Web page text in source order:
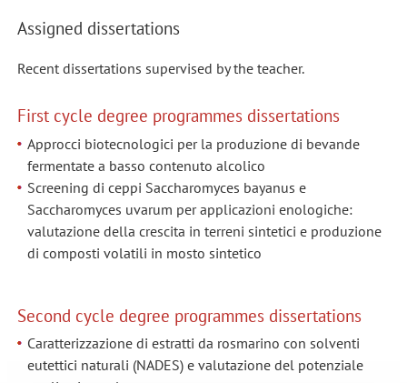
Assigned dissertations
Recent dissertations supervised by the teacher.
First cycle degree programmes dissertations
Approcci biotecnologici per la produzione di bevande
fermentate a basso contenuto alcolico
Screening di ceppi Saccharomyces bayanus e
Saccharomyces uvarum per applicazioni enologiche:
valutazione della crescita in terreni sintetici e produzione
di composti volatili in mosto sintetico
Second cycle degree programmes dissertations
Caratterizzazione di estratti da rosmarino con solventi
eutettici naturali (NADES) e valutazione del potenziale